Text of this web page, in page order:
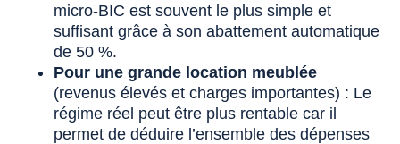
micro-BIC est souvent le plus simple et
suffisant grâce à son abattement automatique
de 50 %.
Pour une grande location meublée
(revenus élevés et charges importantes) : Le
régime réel peut être plus rentable car il
permet de déduire l’ensemble des dépenses